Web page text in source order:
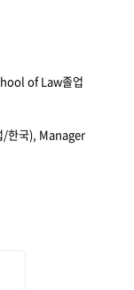
of Law졸업
/한국), Manager